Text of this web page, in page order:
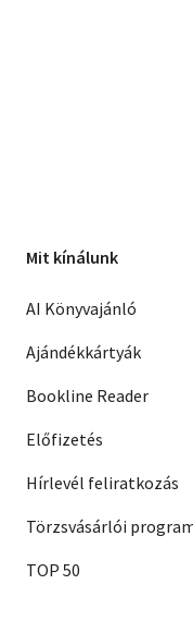
Mit kínálunk
AI Könyvajánló
Ajándékkártyák
Bookline Reader
Előfizetés
Hírlevél feliratkozás
Törzsvásárlói
TOP 50